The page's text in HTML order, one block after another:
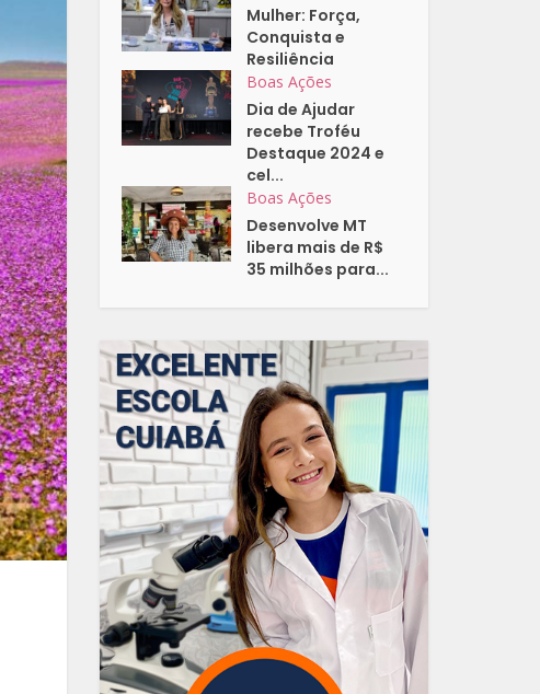
Mulher: Força,
Conquista e
Resiliência
Boas Ações
Dia de Ajudar
recebe Troféu
Destaque 2024 e
cel...
Boas Ações
Desenvolve MT
libera mais de R$
35 milhões para...